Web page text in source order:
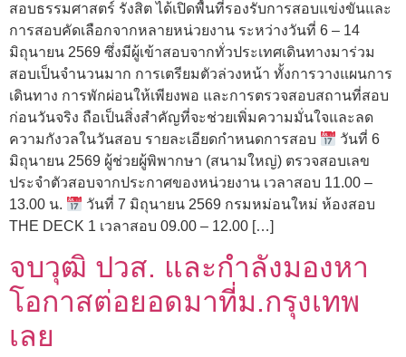
สอบธรรมศาสตร์ รังสิต ได้เปิดพื้นที่รองรับการสอบแข่งขันและ
การสอบคัดเลือกจากหลายหน่วยงาน ระหว่างวันที่ 6 – 14
มิถุนายน 2569 ซึ่งมีผู้เข้าสอบจากทั่วประเทศเดินทางมาร่วม
สอบเป็นจำนวนมาก การเตรียมตัวล่วงหน้า ทั้งการวางแผนการ
เดินทาง การพักผ่อนให้เพียงพอ และการตรวจสอบสถานที่สอบ
ก่อนวันจริง ถือเป็นสิ่งสำคัญที่จะช่วยเพิ่มความมั่นใจและลด
ความกังวลในวันสอบ รายละเอียดกำหนดการสอบ
วันที่ 6
มิถุนายน 2569 ผู้ช่วยผู้พิพากษา (สนามใหญ่) ตรวจสอบเลข
ประจำตัวสอบจากประกาศของหน่วยงาน เวลาสอบ 11.00 –
13.00 น.
วันที่ 7 มิถุนายน 2569 กรมหม่อนใหม่ ห้องสอบ
THE DECK 1 เวลาสอบ 09.00 – 12.00 […]
จบวุฒิ ปวส. และกำลังมองหา
โอกาสต่อยอดมาที่ม.กรุงเทพ
เลย